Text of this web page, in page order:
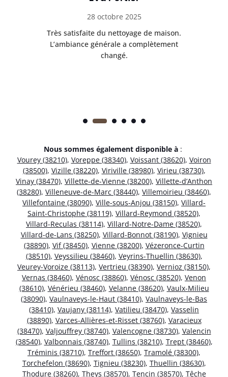
28 octobre 2025
Très satisfaite du nettoyage de maison.
L’ambiance générale a complètement
changé.
Nous sommes également disponible à :
Vourey (38210), Voreppe (38340), Voissant (38620), Voiron
(38500), Vizille (38220), Viriville (38980), Virieu (38730),
Vinay (38470), Villette-de-Vienne (38200), Villette-d’Anthon
(38280), Villeneuve-de-Marc (38440), Villemoirieu (38460),
Villefontaine (38090), Ville-sous-Anjou (38150), Villard-
Saint-Christophe (38119), Villard-Reymond (38520),
Villard-Reculas (38114), Villard-Notre-Dame (38520),
Villard-de-Lans (38250), Villard-Bonnot (38190), Vignieu
(38890), Vif (38450), Vienne (38200), Vézeronce-Curtin
(38510), Veyssilieu (38460), Veyrins-Thuellin (38630),
Veurey-Voroize (38113), Vertrieu (38390), Vernioz (38150),
Vernas (38460), Vénosc (38860), Vénosc (38520), Venon
(38610), Vénérieu (38460), Velanne (38620), Vaulx-Milieu
(38090), Vaulnaveys-le-Haut (38410), Vaulnaveys-le-Bas
(38410), Vaujany (38114), Vatilieu (38470), Vasselin
(38890), Varces-Allières-et-Risset (38760), Varacieux
(38470), Valjouffrey (38740), Valencogne (38730), Valencin
(38540), Valbonnais (38740), Tullins (38210), Trept (38460),
Tréminis (38710), Treffort (38650), Tramolé (38300),
Torchefelon (38690), Tignieu (38230), Thuellin (38630),
Thodure (38260), Theys (38570), Tencin (38570), Têche